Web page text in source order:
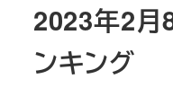
2023年2
ンキング